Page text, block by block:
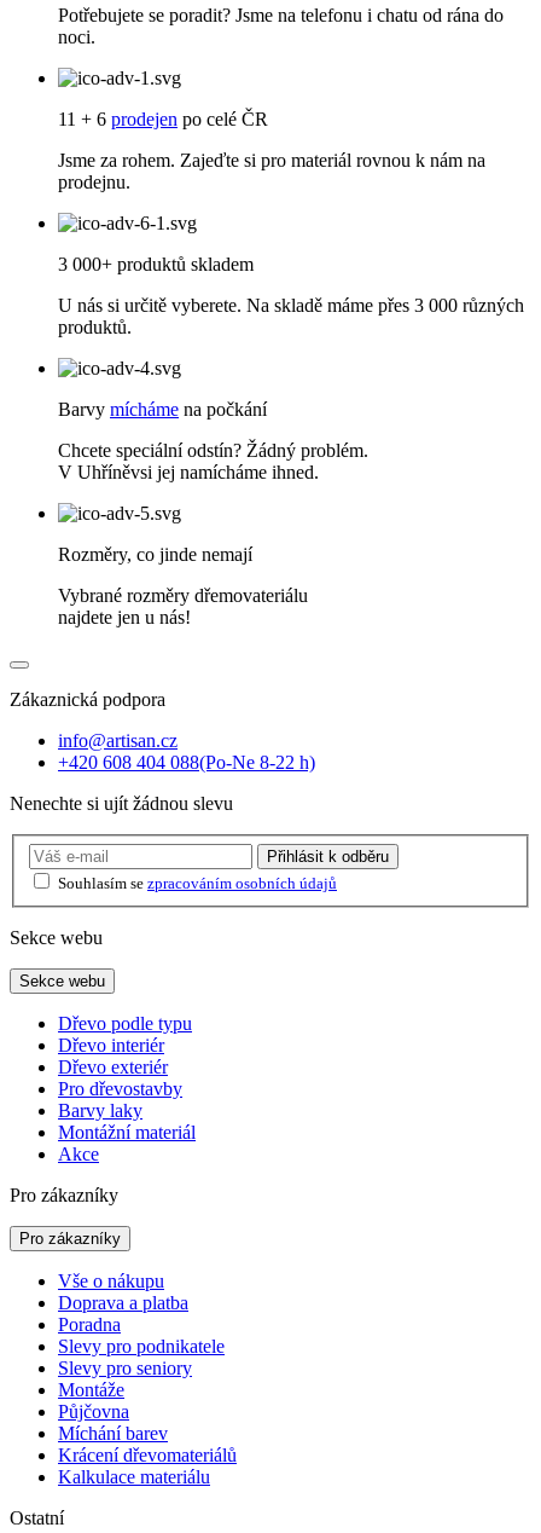
Potřebujete se poradit? Jsme na telefonu i chatu od rána do
noci.
11 + 6 prodejen po celé ČR
Jsme za rohem. Zajeďte si pro materiál rovnou k nám na
prodejnu.
3 000+ produktů skladem
U nás si určitě vyberete. Na skladě máme přes 3 000 různých
produktů.
Barvy mícháme na počkání
Chcete speciální odstín? Žádný problém.
V Uhříněvsi jej namícháme ihned.
Rozměry, co jinde nemají
Vybrané rozměry dřemovateriálu
najdete jen u nás!
Zákaznická podpora
info@artisan.cz
+420 608 404 088(Po-Ne 8-22 h)
Nenechte si ujít žádnou slevu
Přihlásit k odběru
Souhlasím se zpracováním osobních údajů
Sekce webu
Sekce webu
Dřevo podle typu
Dřevo interiér
Dřevo exteriér
Pro dřevostavby
Barvy laky
Montážní materiál
Akce
Pro zákazníky
Pro zákazníky
Vše o nákupu
Doprava a platba
Poradna
Slevy pro podnikatele
Slevy pro seniory
Montáže
Půjčovna
Míchání barev
Krácení dřevomateriálů
Kalkulace materiálu
Ostatní